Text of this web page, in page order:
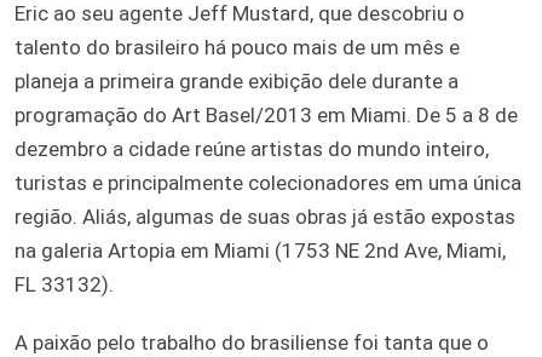
Eric ao seu agente Jeff Mustard, que descobriu o
talento do brasileiro há pouco mais de um mês e
planeja a primeira grande exibição dele durante a
programação do Art Basel/2013 em Miami. De 5 a 8 de
dezembro a cidade reúne artistas do mundo inteiro,
turistas e principalmente colecionadores em uma única
região. Aliás, algumas de suas obras já estão expostas
na galeria Artopia em Miami (1753 NE 2nd Ave, Miami,
FL 33132).
A paixão pelo trabalho do brasiliense foi tanta que o